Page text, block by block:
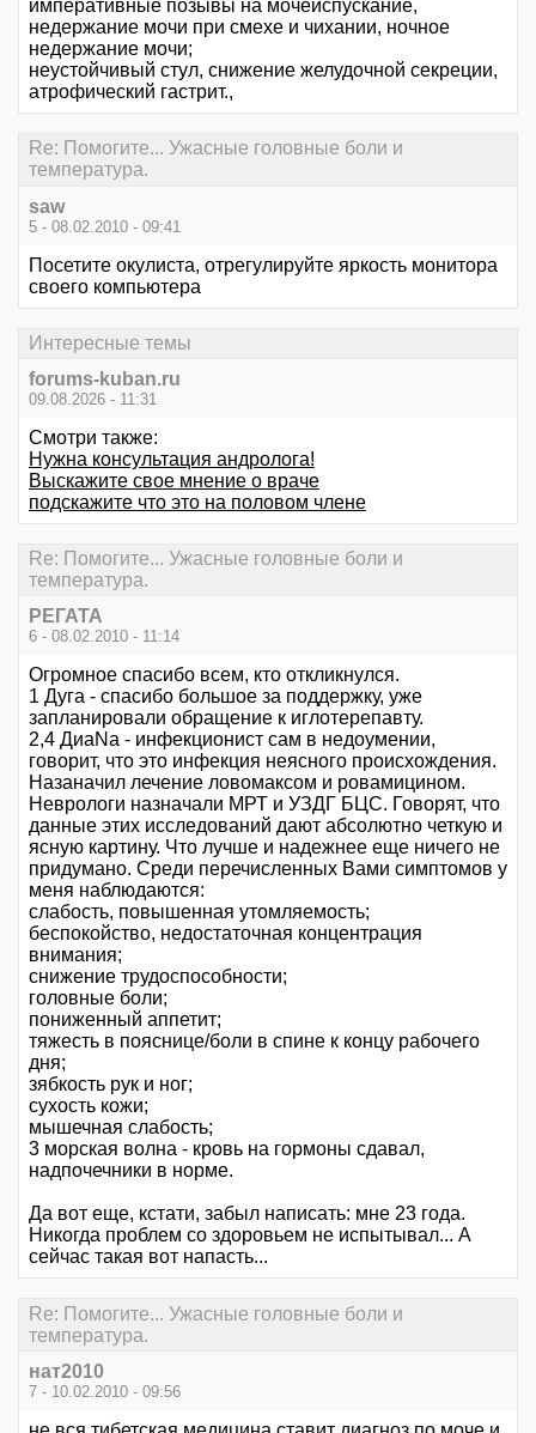
императивные позывы на мочеиспускание,
недержание мочи при смехе и чихании, ночное
недержание мочи;
неустойчивый стул, снижение желудочной секреции,
атрофический гастрит.,
Re: Помогите... Ужасные головные боли и
температура.
saw
5 - 08.02.2010 - 09:41
Посетите окулиста, отрегулируйте яркость монитора
своего компьютера
Интересные темы
forums-kuban.ru
09.08.2026 - 11:31
Смотри также:
Нужна консультация андролога!
Выскажите свое мнение о враче
подскажите что это на половом члене
Re: Помогите... Ужасные головные боли и
температура.
РЕГАТА
6 - 08.02.2010 - 11:14
Огромное спасибо всем, кто откликнулся.
1 Дуга - спасибо большое за поддержку, уже
запланировали обращение к иглотерепавту.
2,4 ДиаNa - инфекционист сам в недоумении,
говорит, что это инфекция неясного происхождения.
Назаначил лечение ловомаксом и ровамицином.
Неврологи назначали МРТ и УЗДГ БЦС. Говорят, что
данные этих исследований дают абсолютно четкую и
ясную картину. Что лучше и надежнее еще ничего не
придумано. Среди перечисленных Вами симптомов у
меня наблюдаются:
слабость, повышенная утомляемость;
беспокойство, недостаточная концентрация
внимания;
снижение трудоспособности;
головные боли;
пониженный аппетит;
тяжесть в пояснице/боли в спине к концу рабочего
дня;
зябкость рук и ног;
сухость кожи;
мышечная слабость;
3 морская волна - кровь на гормоны сдавал,
надпочечники в норме.
Да вот еще, кстати, забыл написать: мне 23 года.
Никогда проблем со здоровьем не испытывал... А
сейчас такая вот напасть...
Re: Помогите... Ужасные головные боли и
температура.
нат2010
7 - 10.02.2010 - 09:56